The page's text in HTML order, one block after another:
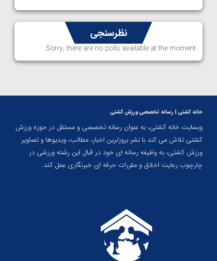
نظرسنجی
Sorry, there are no polls available at the moment.
خانه کشتی | رسانه تخصصی ورزش کشتی
وبسایت خانه کشتی، به عنوان رسانه تخصصی و مستقل در حوزه ورزش
کشتی تلاش می کند با نشر بروزترین اخبار، مطالب، ویدیوها و تصاویر
ورزش کشتی، به وظیفه رسانه ای خود در قبال این رشته ورزشی در
چارچوب رعایت اخلاق و مقررات حرفه ای خبرنگاری عمل کند.